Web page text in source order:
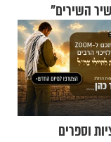
השירים"
וספרים